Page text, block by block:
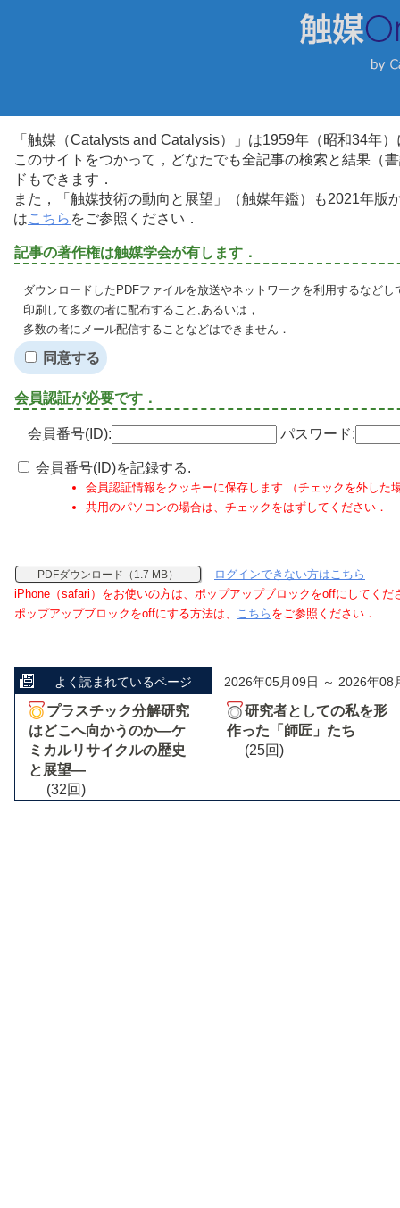
「触媒（Catalysts and Catalysis）」は1959年（昭和34年
このサイトをつかって，どなたでも全記事の検索と結果（
ドもできます．
また，「触媒技術の動向と展望」（触媒年鑑）も2021年
はこちら をご参照ください．
記事の著作権は触媒学会が有します．
ダウンロードしたPDFファイルを放送やネットワークを利用するなど
印刷して多数の者に配布すること,あるいは，
多数の者にメール配信することなどはできません．
同意する
会員認証が必要です．
会員番号(ID): パスワード:
会員番号(ID)を記録する.
会員認証情報をクッキーに保存します.（チェックを外した
共用のパソコンの場合は、チェックをはずしてください．
PDFダウンロード（1.7 MB）
ログインできない方はこちら
iPhone（safari）をお使いの方は、ポップアップブロックをoffにしてくだ
ポップアップブロックをoffにする方法は、 こちら をご参照ください．
よく読まれているページ 2026年05月09日 ～ 2026年08
プラスチック分解研究
はどこへ向かうのか―ケ
ミカルリサイクルの歴史
と展望―
(32回)
研究者としての私を形
作った「師匠」たち
(25回)